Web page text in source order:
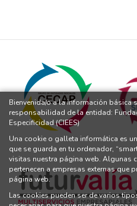
Bienvenida/o a la información
responsabilidad de la entidad:
Especificidad (CIEES)
Una cookie o galleta informática es
que se guarda en tu ordenador,
visitas nuestra página web. Algunas
pertenecen a empresas externas que
página web.
Las cookies pueden ser de varios